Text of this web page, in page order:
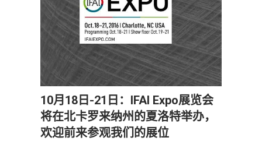
10月18日-21日：IFAI Expo展览会
将在北卡罗来纳州的夏洛特举办，
欢迎前来参观我们的展位